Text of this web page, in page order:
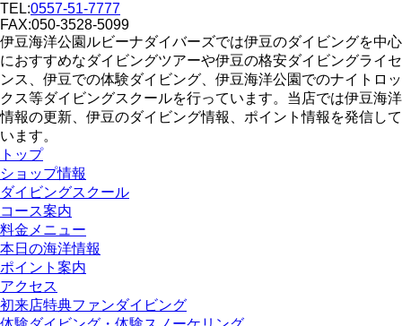
TEL:0557-51-7777
FAX:050-3528-5099
伊豆海洋公園ルビーナダイバーズでは伊豆のダイビングを中心
におすすめなダイビングツアーや伊豆の格安ダイビングライセ
ンス、伊豆での体験ダイビング、伊豆海洋公園でのナイトロッ
クス等ダイビングスクールを行っています。当店では伊豆海洋
情報の更新、伊豆のダイビング情報、ポイント情報を発信して
います。
トップ
ショップ情報
ダイビングスクール
コース案内
料金メニュー
本日の海洋情報
ポイント案内
アクセス
初来店特典ファンダイビング